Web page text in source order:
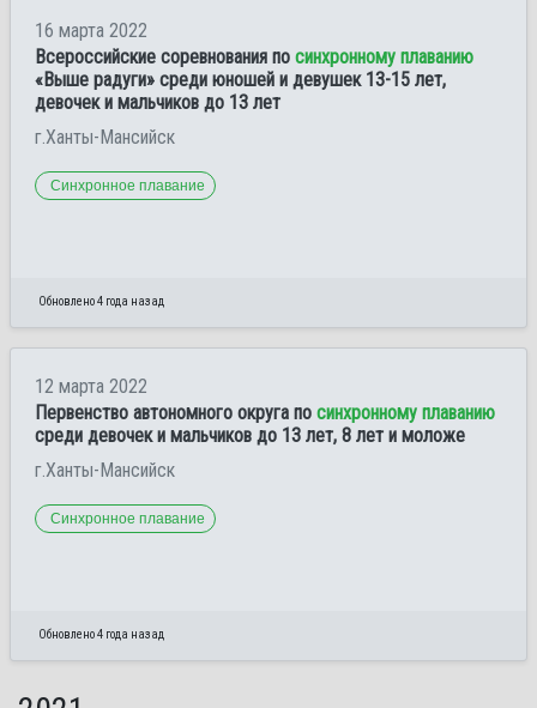
16 марта 2022
Всероссийские соревнования по синхронному плаванию
«Выше радуги» среди юношей и девушек 13-15 лет,
девочек и мальчиков до 13 лет
г.Ханты-Мансийск
Синхронное плавание
Обновлено 4 года назад
12 марта 2022
Первенство автономного округа по синхронному плаванию
среди девочек и мальчиков до 13 лет, 8 лет и моложе
г.Ханты-Мансийск
Синхронное плавание
Обновлено 4 года назад